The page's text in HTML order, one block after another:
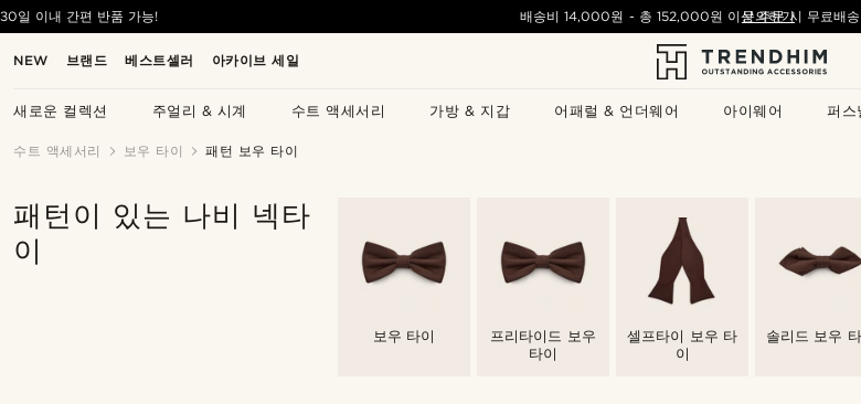
NEW 브랜드 베스트셀러 아카이브 세일
새로운 컬렉션 주얼리 & 시계 수트 액세서리 가방 & 지갑 어패럴 & 언더웨어 아이웨어 퍼스
30일 이내 간편 반품 가능! 배송비14,000원 - 총 152,000원 이상 주문 시 무료배
문의하기
수트 액세서리 보우 타이 패턴 보우 타이
패턴이 있는 나비 넥타
이
보우 타이
프리타이드 보우
타이
셀프타이 보우 타
이
솔리드 보우